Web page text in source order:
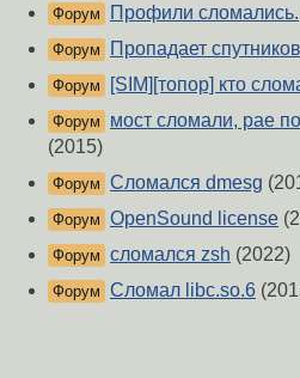
Форум Профили сломались.
Форум Пропадает
Форум [SIM][топор] кто
Форум
мост сломали, pae
(2015)
Форум Сломался dmesg
Форум OpenSound license
Форум сломался zsh (2022)
Форум Сломал libc.so.6